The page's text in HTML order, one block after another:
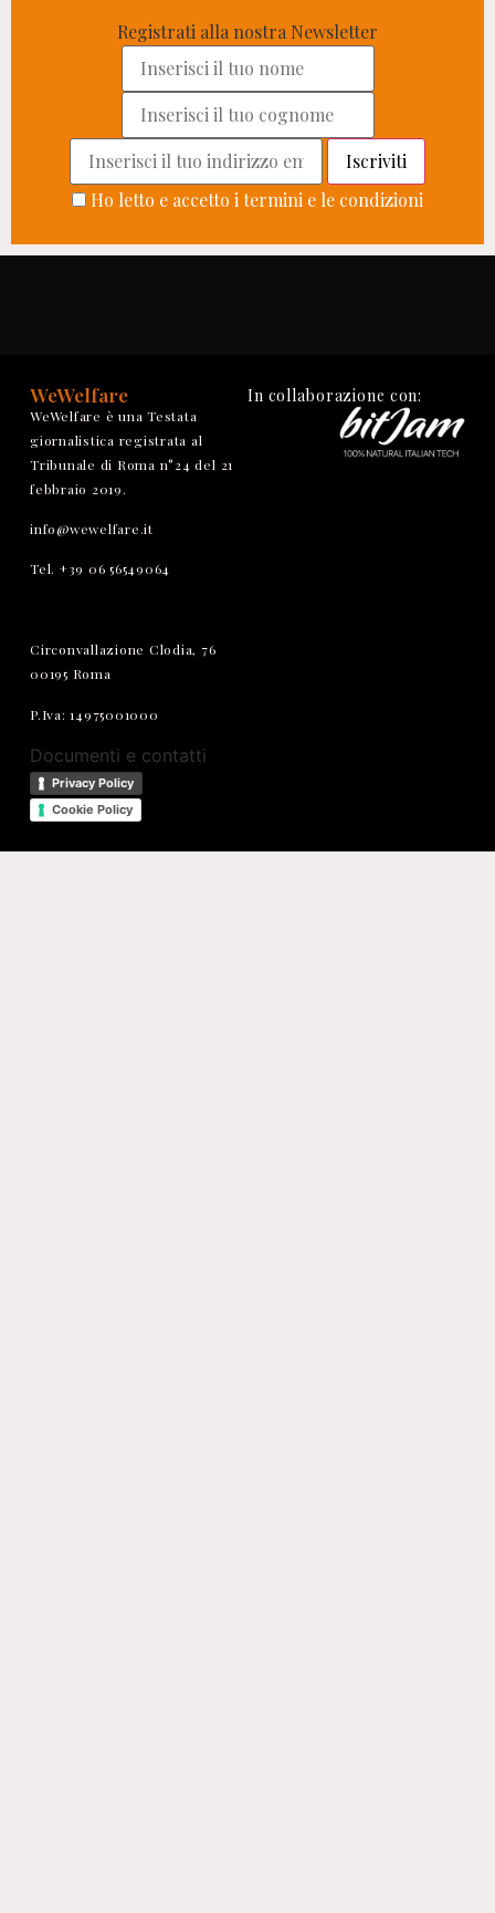
Registrati alla nostra Newsletter
Ho letto e accetto i termini e le condizioni
WeWelfare
WeWelfare è una Testata
giornalistica registrata al
Tribunale di Roma n°24 del 21
febbraio 2019.
info@wewelfare.it
Tel. +39 06 56549064
Circonvallazione Clodia, 76
00195 Roma
P.Iva: 14975001000
Documenti e contatti
Privacy Policy
Cookie Policy
In collaborazione con: